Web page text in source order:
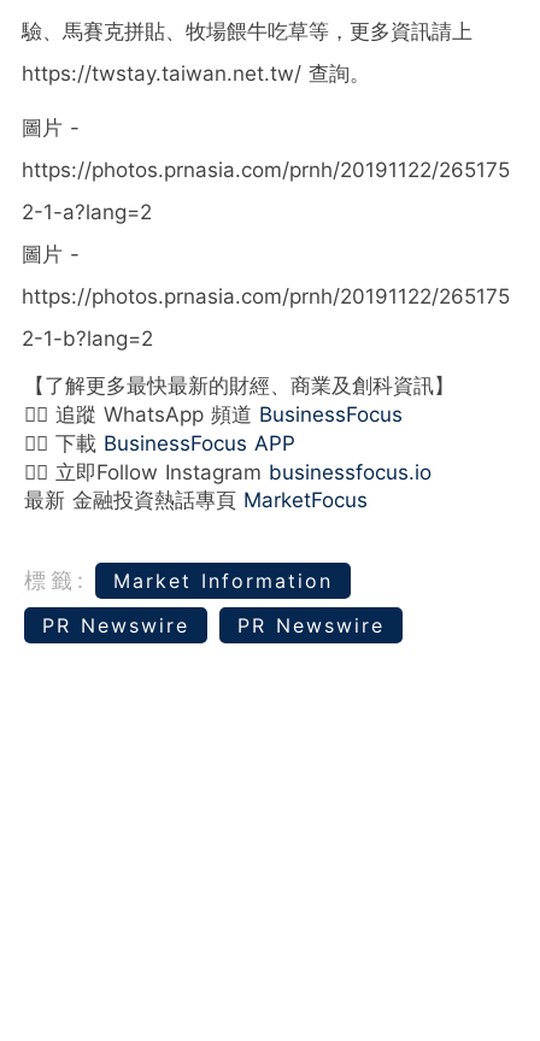
驗、馬賽克拼貼、牧場餵牛吃草等，更多資訊請上
https://twstay.taiwan.net.tw/ 查詢。
圖片 -
https://photos.prnasia.com/prnh/20191122/265175
2-1-a?lang=2
圖片 -
https://photos.prnasia.com/prnh/20191122/265175
2-1-b?lang=2
【了解更多最快最新的財經、商業及創科資訊】
👉🏻 追蹤 WhatsApp 頻道 BusinessFocus
👉🏻 下載 BusinessFocus APP
👉🏻 立即Follow Instagram businessfocus.io
最新 金融投資熱話專頁 MarketFocus
標籤:
Market Information
PR Newswire
PR Newswire